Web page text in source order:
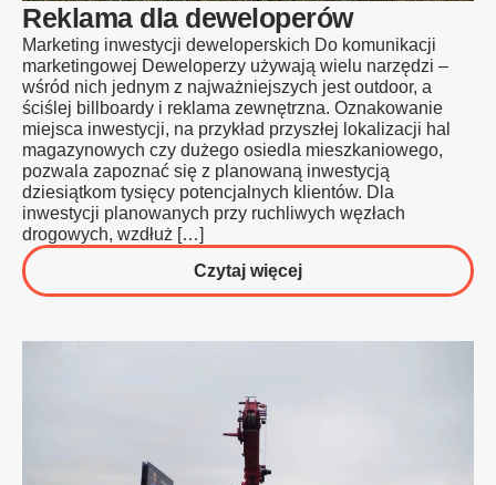
Reklama dla deweloperów
Marketing inwestycji deweloperskich Do komunikacji
marketingowej Deweloperzy używają wielu narzędzi –
wśród nich jednym z najważniejszych jest outdoor, a
ściślej billboardy i reklama zewnętrzna. Oznakowanie
miejsca inwestycji, na przykład przyszłej lokalizacji hal
magazynowych czy dużego osiedla mieszkaniowego,
pozwala zapoznać się z planowaną inwestycją
dziesiątkom tysięcy potencjalnych klientów. Dla
inwestycji planowanych przy ruchliwych węzłach
drogowych, wzdłuż […]
Czytaj więcejo
Reklama